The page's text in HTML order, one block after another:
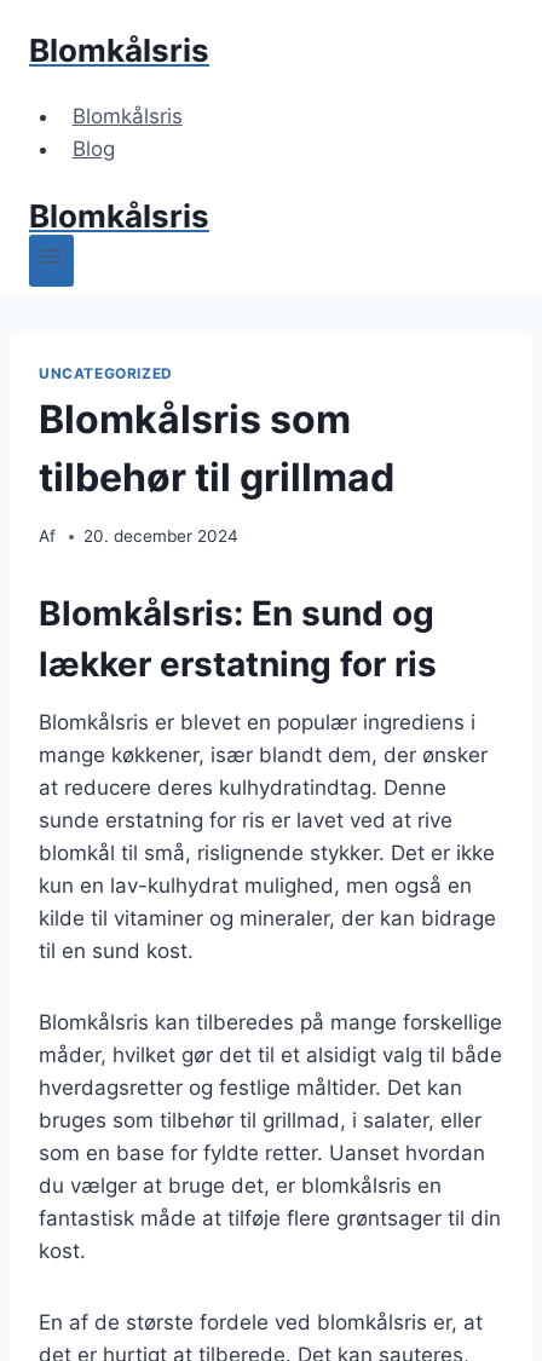
Blomkålsris
Blomkålsris
Blog
Blomkålsris
UNCATEGORIZED
Blomkålsris som
tilbehør til grillmad
Af 20. december 2024
Blomkålsris: En sund og
lækker erstatning for ris
Blomkålsris er blevet en populær ingrediens i
mange køkkener, især blandt dem, der ønsker
at reducere deres kulhydratindtag. Denne
sunde erstatning for ris er lavet ved at rive
blomkål til små, rislignende stykker. Det er ikke
kun en lav-kulhydrat mulighed, men også en
kilde til vitaminer og mineraler, der kan bidrage
til en sund kost.
Blomkålsris kan tilberedes på mange forskellige
måder, hvilket gør det til et alsidigt valg til både
hverdagsretter og festlige måltider. Det kan
bruges som tilbehør til grillmad, i salater, eller
som en base for fyldte retter. Uanset hvordan
du vælger at bruge det, er blomkålsris en
fantastisk måde at tilføje flere grøntsager til din
kost.
En af de største fordele ved blomkålsris er, at
det er hurtigt at tilberede. Det kan sauteres,